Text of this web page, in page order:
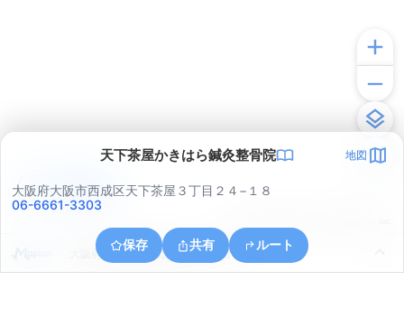
天下茶屋かきはら鍼灸整骨院 地図
大阪府大阪市西成区天下茶屋３丁目２４−１８
06-6661-3303
保存 共有 ルート
大阪府大阪市阿倍野区北畠２丁目８
アプリで見る